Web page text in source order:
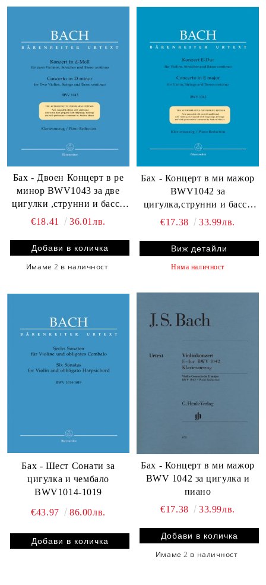
Бах - Двоен Концерт в ре
минор BWV1043 за две
цигулки ,струнни и бассо
континуо
€18.41 36.01лв.
Имаме2 в наличност
Бах - Концерт в ми мажор
BWV1042 за
цигулка,струнни и бассо
континуо
€17.38 33.99лв.
Виж детайли
Няма наличност
Бах - Шест Сонати за
цигулка и чембало
BWV1014-1019
€43.97 86.00лв.
Бах - Концерт в ми мажор
BWV 1042 за цигулка и
пиано
€17.38
33.99лв.
Имаме2 в наличност